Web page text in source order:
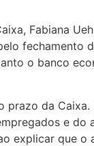
Fabiana
fechamento
o banco
da
e
explicar que